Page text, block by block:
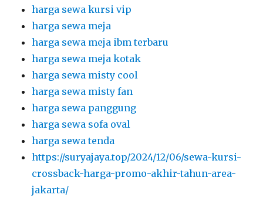
harga sewa kursi vip
harga sewa meja
harga sewa meja ibm terbaru
harga sewa meja kotak
harga sewa misty cool
harga sewa misty fan
harga sewa panggung
harga sewa sofa oval
harga sewa tenda
https://suryajaya.top/2024/12/06/sewa-kursi-
crossback-harga-promo-akhir-tahun-area-
jakarta/